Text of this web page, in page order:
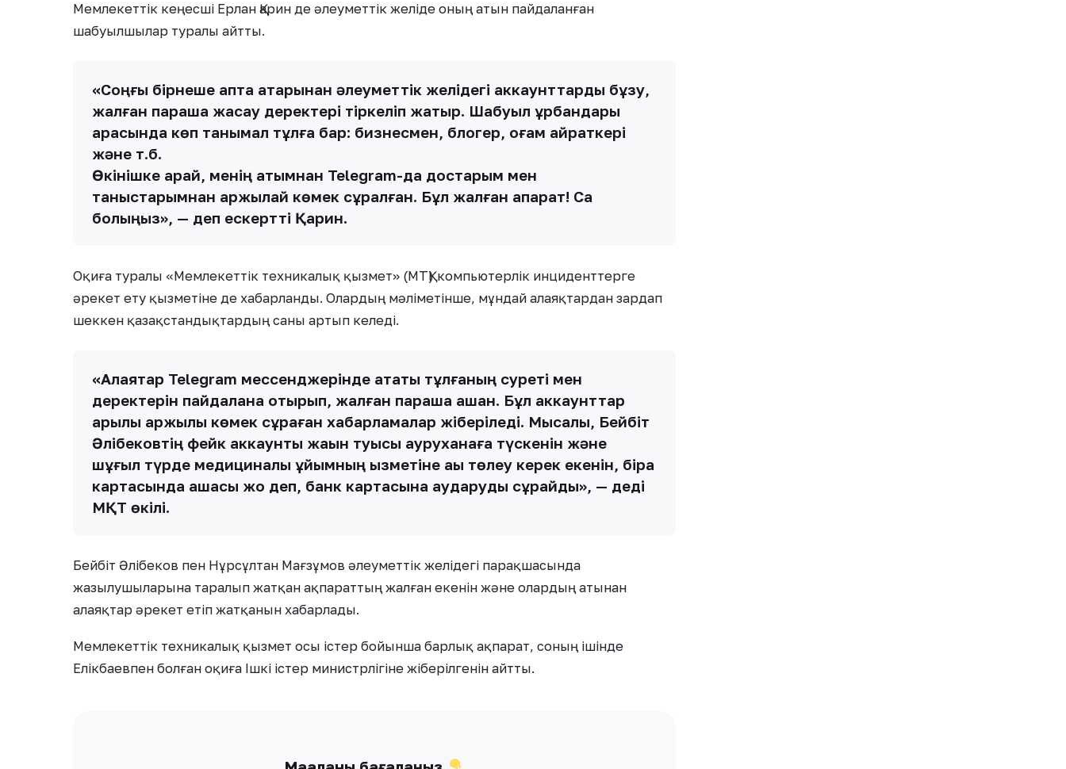
Мемлекеттік кеңесші Ерлан Қарин де әлеуметтік желіде оның атын пайдаланған
шабуылшылар туралы айтты.
«Соңғы бірнеше апта қатарынан әлеуметтік желідегі аккаунттарды бұзу,
жалған парақша жасау деректері тіркеліп жатыр. Шабуыл құрбандары
арасында көп танымал тұлға бар: бизнесмен, блогер, қоғам қайраткері
және т.б.
Өкінішке қарай, менің атымнан Telegram-да достарым мен
таныстарымнан қаржылай көмек сұралған. Бұл жалған ақпарат! Сақ
болыңыз», — деп ескертті Қарин.
Оқиға туралы «Мемлекеттік техникалық қызмет» (МТҚ) компьютерлік инциденттерге
әрекет ету қызметіне де хабарланды. Олардың мәліметінше, мұндай алаяқтардан зардап
шеккен қазақстандықтардың саны артып келеді.
«Алаяқтар Telegram мессенджерінде атақты тұлғаның суреті мен
деректерін пайдалана отырып, жалған парақша ашқан. Бұл аккаунттар
арқылы қаржылық көмек сұраған хабарламалар жіберіледі. Мысалы, Бейбіт
Әлібековтің фейк аккаунты жақын туысы ауруханаға түскенін және
шұғыл түрде медициналық ұйымның қызметіне ақы төлеу керек екенін, бірақ
картасында ақшасы жоқ деп, банк картасына аударуды сұрайды», — деді
МҚТ өкілі.
Бейбіт Әлібеков пен Нұрсұлтан Мағзұмов әлеуметтік желідегі парақшасында
жазылушыларына таралып жатқан ақпараттың жалған екенін және олардың атынан
алаяқтар әрекет етіп жатқанын хабарлады.
Мемлекеттік техникалық қызмет осы істер бойынша барлық ақпарат, соның ішінде
Елікбаевпен болған оқиға Ішкі істер министрлігіне жіберілгенін айтты.